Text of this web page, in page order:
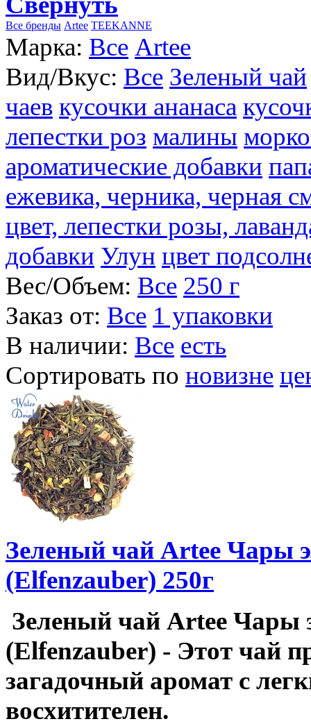
Все бренды Artee TEEKANNE
Марка: Все Artee
Вид/Вкус: Все Зеленый чай
чаев кусочки ананаса
лепестки роз малины
ароматические добавки
ежевика, черника, черная
цвет, лепестки розы,
добавки Улун цвет
Вес/Объем: Все 250 г
Заказ от: Все 1 упаковки
В наличии: Все есть
Сортировать по новизне
Зеленый чай Artee Чары
(Elfenzauber) 250г
Зеленый чай Artee Чары
(Elfenzauber) - Этот чай
загадочный аромат с
восхитителен.